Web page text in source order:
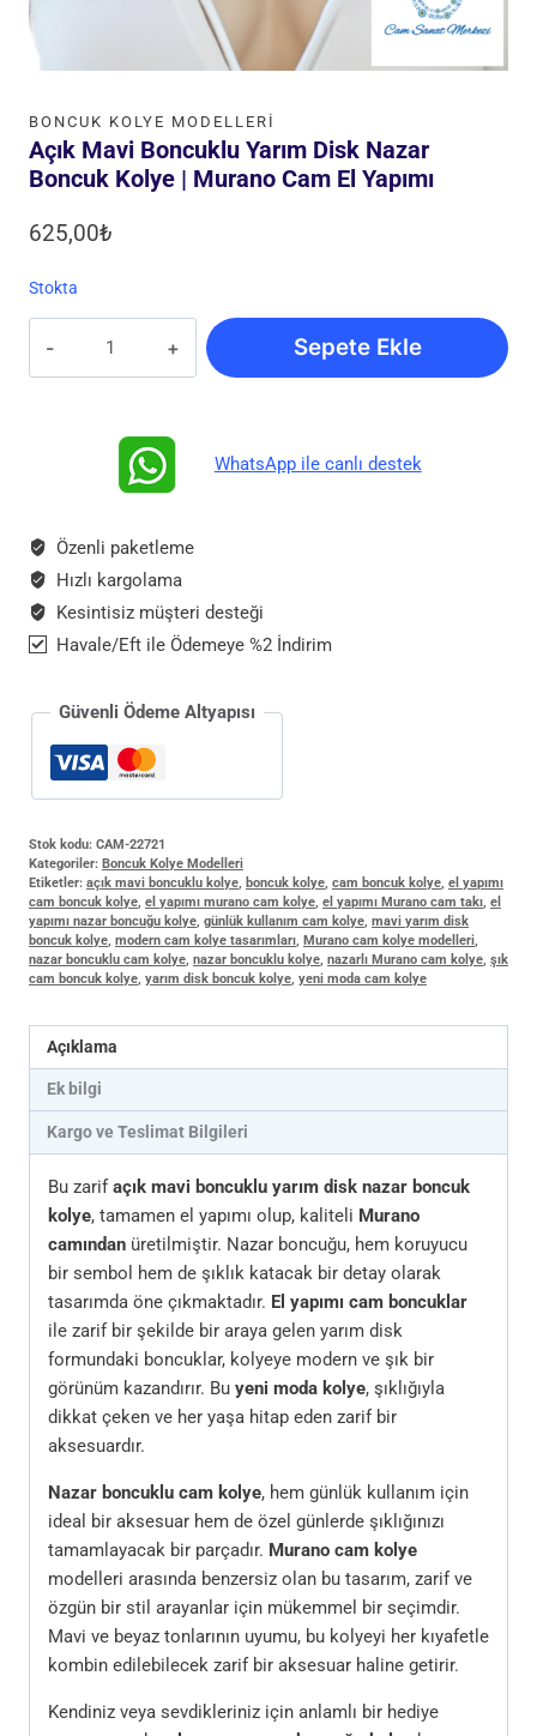
BONCUK KOLYE MODELLERI
Açık Mavi Boncuklu Yarım Disk Nazar
Boncuk Kolye | Murano Cam El Yapımı
625,00₺
Stokta
Kolye
Murano
Cam
El
adet
Sepete Ekle
WhatsApp ile canlı destek
Özenli paketleme
Hızlı kargolama
Kesintisiz müşteri desteği
Havale/Eft ile Ödemeye %2 İndirim
Güvenli Ödeme Altyapısı
Stok kodu: CAM-22721
Kategoriler: Boncuk Kolye Modelleri
Etiketler: açık mavi boncuklu kolye, boncuk kolye, cam boncuk kolye, el yapımı
cam boncuk kolye, el yapımı murano cam kolye, el yapımı Murano cam takı, el
yapımı nazar boncuğu kolye, günlük kullanım cam kolye, mavi yarım disk
boncuk kolye, modern cam kolye tasarımları, Murano cam kolye modelleri,
nazar boncuklu cam kolye, nazar boncuklu kolye, nazarlı Murano cam kolye, şık
cam boncuk kolye, yarım disk boncuk kolye, yeni moda cam kolye
Açıklama
Ek bilgi
Kargo ve Teslimat Bilgileri
Bu zarifaçık mavi boncuklu yarım disk nazar boncuk
kolye, tamamen el yapımı olup, kaliteli Murano
camından üretilmiştir. Nazar boncuğu, hem koruyucu
bir sembol hem de şıklık katacak bir detay olarak
tasarımda öne çıkmaktadır. El yapımı cam boncuklar
ile zarif bir şekilde bir araya gelen yarım disk
formundaki boncuklar, kolyeye modern ve şık bir
görünüm kazandırır. Bu yeni moda kolye, şıklığıyla
dikkat çeken ve her yaşa hitap eden zarif bir
aksesuardır.
Nazar boncuklu cam kolye, hem günlük kullanım için
ideal bir aksesuar hem de özel günlerde şıklığınızı
tamamlayacak bir parçadır. Murano cam kolye
modelleri arasında benzersiz olan bu tasarım, zarif ve
özgün bir stil arayanlar için mükemmel bir seçimdir.
Mavi ve beyaz tonlarının uyumu, bu kolyeyi her kıyafetle
kombin edilebilecek zarif bir aksesuar haline getirir.
Kendiniz veya sevdikleriniz için anlamlı bir hediye